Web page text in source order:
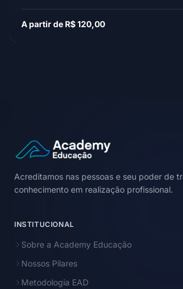
A partir de R$ 120,00
Acreditamos nas pessoas e seu poder de
conhecimento em realização profissional.
INSTITUCIONAL
Sobre a Academy Educação
Nossos Pilares
Metodologia EAD